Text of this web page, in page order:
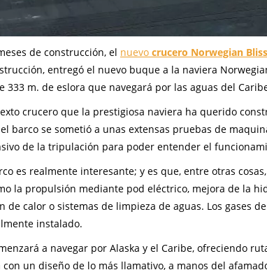
de construcción, el nuevo crucero Norwegian Bliss
entregó el nuevo buque a la naviera
333 m. de eslora que navegará por las aguas del
crucero que la prestigiosa naviera ha querido
barco se sometió a unas extensas pruebas de
de la tripulación para poder entender el
es realmente interesante; y es que, entre otras
la propulsión mediante pod eléctrico, mejora de la
de calor o sistemas de limpieza de aguas. Los gases
instalado.
a navegar por Alaska y el Caribe, ofreciendo
un diseño de lo más llamativo, a manos del